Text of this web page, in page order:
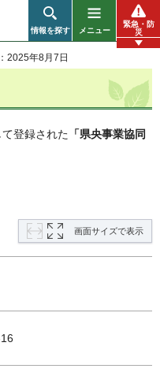
情報を探す メニュー
緊急・防
災
2025年8月7日
て登録された 「県央事業協同
画面サイズで表示